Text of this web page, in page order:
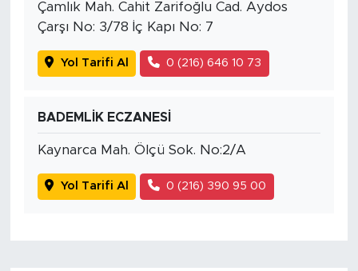
Çamlık Mah. Cahit Zarifoğlu Cad. Aydos
Çarşı No: 3/78 İç Kapı No: 7
Yol Tarifi Al 0 (216) 646 10 73
BADEMLİK ECZANESİ
Kaynarca Mah. Ölçü Sok. No:2/A
Yol Tarifi Al 0 (216) 390 95 00